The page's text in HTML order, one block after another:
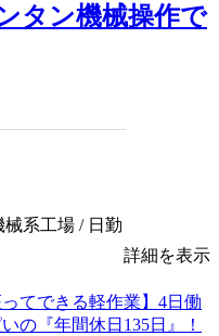
タン機械操作で
系工場 / 日勤
詳細を表示